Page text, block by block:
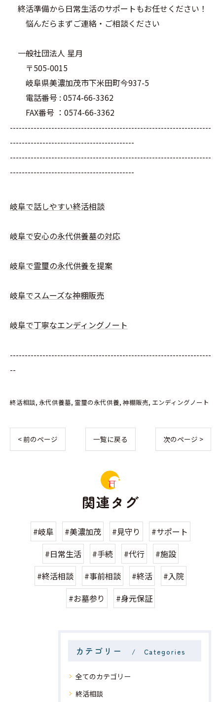
終活準備から日常生活のサポートもお任せください！
悩んだらまずご連絡・ご相談ください
一般社団法人 星月
〒505-0015
岐阜県美濃加茂市下米田町今937-5
電話番号 : 0574-66-3362
FAX番号 ：0574-66-3362
--------------------------------------------------------------------
------------------------------------------
--------------------------------------------------------------------
------------------------------------------
岐阜で話しやすい終活相談
岐阜で安心の永代供養墓の対応
岐阜で霊璽の永代供養を提案
岐阜でスムーズな神棚販売
岐阜で丁寧なエンディングノート
--------------------------------------------------------------------
--
終活相談 永代供養墓 霊璽の永代供養 神棚販売 エンディングノート
< 前のページ 一覧に戻る 次のページ >
関連タグ
#岐阜 #美濃加茂 #見守り
#サポート
#日常生活
#手続 #代行
#施設
#終活相談
#事前相談 #終活
#入院
#お墓参り
#身元保証
カテゴリー Categories
全てのカテゴリー
終活相談